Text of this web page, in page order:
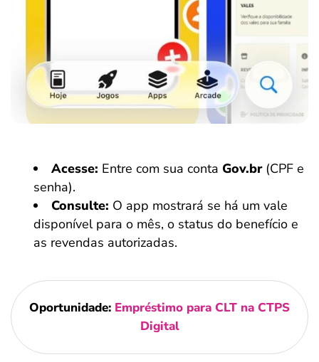
Acesse: Entre com sua conta Gov.br(CPF e
senha).
Consulte: O app mostrará se há um vale
disponível para o mês, o status do benefício e
as revendas autorizadas.
Oportunidade: Empréstimo para CLT na CTPS
Digital